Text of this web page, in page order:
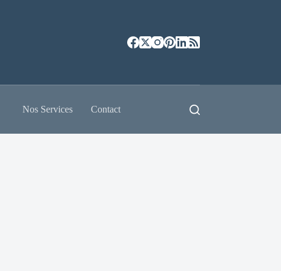
Nos Services Contact